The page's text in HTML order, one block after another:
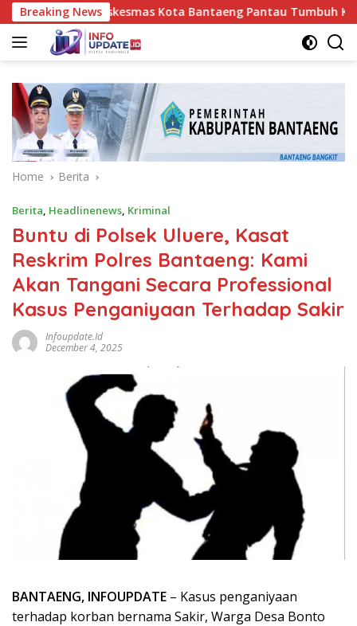
Skip
to
content
Breaking News
UPT Puskesmas Kota Bantaeng Pantau Tumbuh Kembang
Home Berita
Berita, Headlinenews, Kriminal
Buntu di Polsek Uluere, Kasat
Reskrim Polres Bantaeng: Kami
Akan Tangani Secara Professional
Kasus Penganiyaan Terhadap Sakir
Infoupdate.id
December 4, 2025
BANTAENG, INFOUPDATE – Kasus penganiyaan
terhadap korban bernama Sakir, Warga Desa Bonto